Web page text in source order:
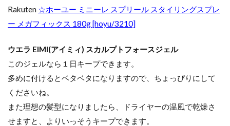
Rakuten ☆ホーユー ミニーレ スプリール スタイリングスプレ
ー メガフィックス 180g [hoyu/3210]
ウエラ EIMI(アイミィ) スカルプトフォースジェル
このジェルなら１日キープできます。
多めに付けるとベタベタになりますので、ちょっぴりにして
くださいね。
また理想の髪型になりましたら、ドライヤーの温風で乾燥さ
せますと、よりいっそうキープできます。